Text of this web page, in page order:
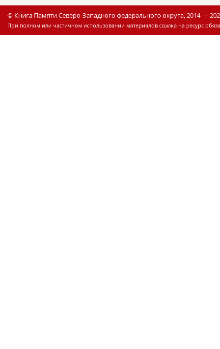
© Книга Памяти Северо-Западного федерального округа, 2014 —
При полном или частичном использовании материалов ссылка на ресурс